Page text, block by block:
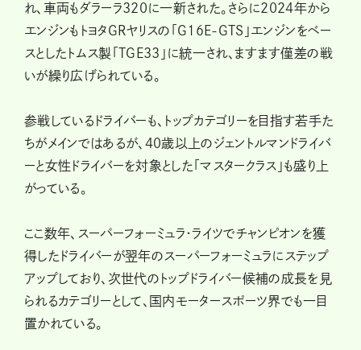
れ、車両もダラーラ320に一新された。さらに2024年から
エンジンもトヨタGRヤリスの「G16E-GTS」エンジンをベー
スとしたトムス製「TGE33」に統一され、ますます僅差の戦
いが繰り広げられている。
参戦しているドライバーも、トップカテゴリーを目指す若手た
ちがメインではあるが、40歳以上のジェントルマンドライバ
ーと女性ドライバーを対象とした「マスタークラス」も盛り上
がっている。
ここ数年、スーパーフォーミュラ・ライツでチャンピオンを獲
得したドライバーが翌年のスーパーフォーミュラにステップ
アップしており、次世代のトップドライバー候補の成長を見
られるカテゴリーとして、国内モータースポーツ界でも一目
置かれている。